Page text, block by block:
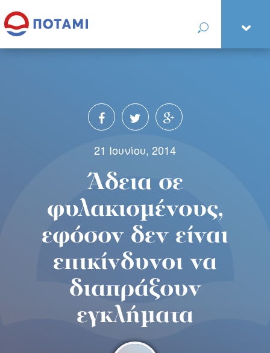
21 Ιουνίου, 2014
Άδεια σε
φυλακισμένους,
εφόσον δεν είναι
επικίνδυνοι να
διαπράξουν
εγκλήματα